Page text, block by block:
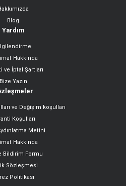
Gönder
Blog
Yardım
Hakkında
ve İptal Şartları
Bize Yazın
ve Değişim koşulları
Koşulları
Metini
Hakkında
Bildirim Formu
Sözleşmesi
Politikası